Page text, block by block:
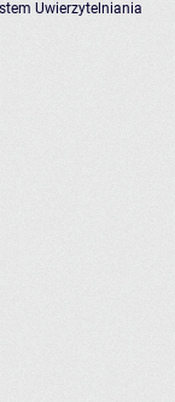
Uwierzytelniania